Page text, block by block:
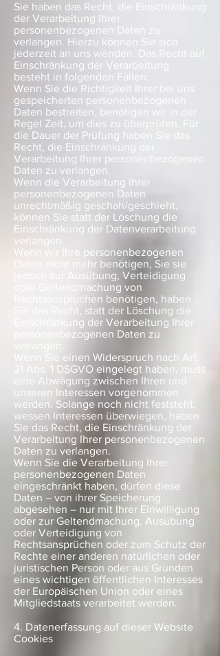
Sie haben das Recht, die Einschränkung
der Verarbeitung Ihrer
personenbezogenen Daten zu
verlangen. Hierzu können Sie sich
jederzeit an uns wenden. Das Recht auf
Einschränkung der Verarbeitung
besteht in folgenden Fällen:
Wenn Sie die Richtigkeit Ihrer bei uns
gespeicherten personenbezogenen
Daten bestreiten, benötigen wir in der
Regel Zeit, um dies zu überprüfen. Für
die Dauer der Prüfung haben Sie das
Recht, die Einschränkung der
Verarbeitung Ihrer personenbezogenen
Daten zu verlangen.
Wenn die Verarbeitung Ihrer
personenbezogenen Daten
unrechtmäßig geschah/geschieht,
können Sie statt der Löschung die
Einschränkung der Datenverarbeitung
verlangen.
Wenn wir Ihre personenbezogenen
Daten nicht mehr benötigen, Sie sie
jedoch zur Ausübung, Verteidigung
oder Geltendmachung von
Rechtsansprüchen benötigen, haben
Sie das Recht, statt der Löschung die
Einschränkung der Verarbeitung Ihrer
personenbezogenen Daten zu
verlangen.
Wenn Sie einen Widerspruch nach Art.
21 Abs. 1 DSGVO eingelegt haben, muss
eine Abwägung zwischen Ihren und
unseren Interessen vorgenommen
werden. Solange noch nicht feststeht,
wessen Interessen überwiegen, haben
Sie das Recht, die Einschränkung der
Verarbeitung Ihrer personenbezogenen
Daten zu verlangen.
Wenn Sie die Verarbeitung Ihrer
personenbezogenen Daten
eingeschränkt haben, dürfen diese
Daten – von ihrer Speicherung
abgesehen – nur mit Ihrer Einwilligung
oder zur Geltendmachung, Ausübung
oder Verteidigung von
Rechtsansprüchen oder zum Schutz der
Rechte einer anderen natürlichen oder
juristischen Person oder aus Gründen
eines wichtigen öffentlichen Interesses
der Europäischen Union oder eines
Mitgliedstaats verarbeitet werden.
4. Datenerfassung auf dieser Website
Cookies